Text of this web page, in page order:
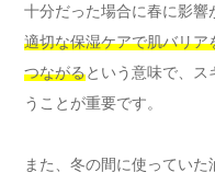
十分だった場合に春に影響
適切な保湿ケアで肌バリ
つながるという意味で、
うことが重要です。
また、冬の間に使ってい